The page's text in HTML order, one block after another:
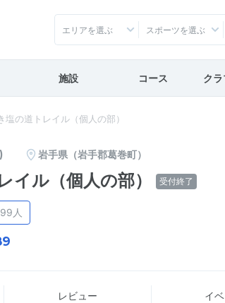
エリアを選ぶ スポーツを選ぶ
施設 コース ク
塩の道トレイル（個人の部）
岩手県（岩手郡葛巻町）
イル（個人の部） 受付終了
人
レビュー イ